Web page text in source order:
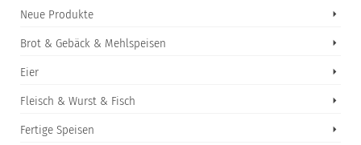
Neue Produkte
Brot & Gebäck & Mehlspeisen
Eier
Fleisch & Wurst & Fisch
Fertige Speisen